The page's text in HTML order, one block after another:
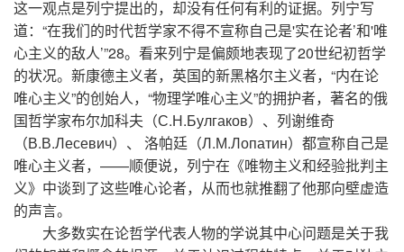
这一观点是列宁提出的，却没有任何有利的证据。列宁写
道：“在我们的时代哲学家不得不宣称自己是'实在论者’和'唯
心主义的敌人’”28。看来列宁是偏颇地表现了20世纪初哲学
的状况。新康德主义者，英国的新黑格尔主义者，“内在论
唯心主义”的创始人，“物理学唯心主义”的拥护者，著名的俄
国哲学家布尔加科夫（С.Н.Булгаков）、列谢维奇
（В.В.Лесевич）、 洛帕廷（Л.М.Лопатин）都宣称自己是
唯心主义者，——顺便说，列宁在《唯物主义和经验批判主
义》中谈到了这些唯心论者，从而也就推翻了他那向壁虚造
的声言。
大多数实在论哲学代表人物的学说其中心问题是关于我